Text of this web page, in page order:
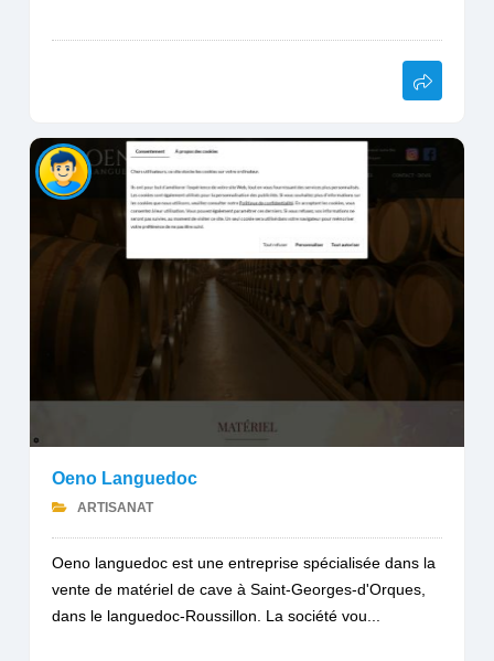
Oeno Languedoc
ARTISANAT
Oeno languedoc est une entreprise spécialisée dans la
vente de matériel de cave à Saint-Georges-d'Orques,
dans le languedoc-Roussillon. La société vou...